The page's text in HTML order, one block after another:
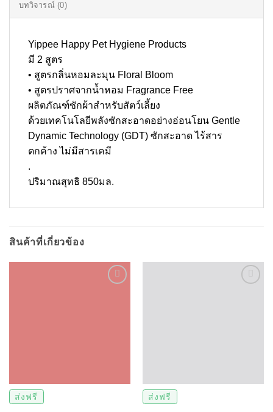
บทวิจารณ์ (0)
Yippee Happy Pet Hygiene Products
มี 2 สูตร
• สูตรกลิ่นหอมละมุน Floral Bloom
• สูตรปราศจากน้ำหอม Fragrance Free
ผลิตภัณฑ์ซักผ้าสำหรับสัตว์เลี้ยง
ด้วยเทคโนโลยีพลังซักสะอาดอย่างอ่อนโยน Gentle
Dynamic Technology (GDT) ซักสะอาด ไร้สาร
ตกค้าง ไม่มีสารเคมี
.
ปริมาณสุทธิ 850มล.
สินค้าที่เกี่ยวข้อง
ส่งฟรี ส่งฟรี